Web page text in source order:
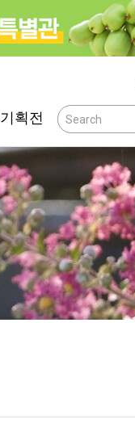
기획전